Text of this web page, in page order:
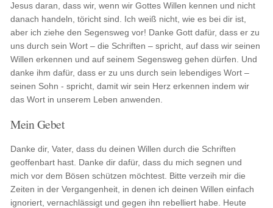
Jesus daran, dass wir, wenn wir Gottes Willen kennen und nicht
danach handeln, töricht sind. Ich weiß nicht, wie es bei dir ist,
aber ich ziehe den Segensweg vor! Danke Gott dafür, dass er zu
uns durch sein Wort – die Schriften – spricht, auf dass wir seinen
Willen erkennen und auf seinem Segensweg gehen dürfen. Und
danke ihm dafür, dass er zu uns durch sein lebendiges Wort –
seinen Sohn - spricht, damit wir sein Herz erkennen indem wir
das Wort in unserem Leben anwenden.
Mein Gebet
Danke dir, Vater, dass du deinen Willen durch die Schriften
geoffenbart hast. Danke dir dafür, dass du mich segnen und
mich vor dem Bösen schützen möchtest. Bitte verzeih mir die
Zeiten in der Vergangenheit, in denen ich deinen Willen einfach
ignoriert, vernachlässigt und gegen ihn rebelliert habe. Heute